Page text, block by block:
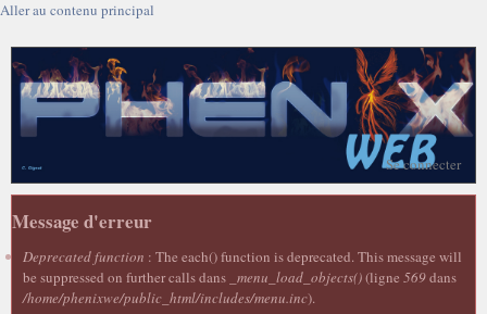
Aller au contenu principal
Se connecter
Message d'erreur
Deprecated function : The each() function is deprecated. This message will
be suppressed on further calls dans _menu_load_objects()(ligne 569dans
/home/phenixwe/public_html/includes/menu.inc).